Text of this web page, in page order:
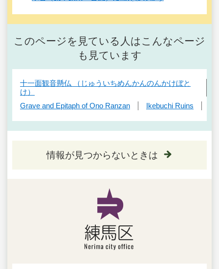
このページを見ている人はこんなページ
も見ています
十一面観音懸仏 （じゅういちめんかんのんかけぼと
け）
Grave and Epitaph of Ono Ranzan
Ikebuchi Ruins
情報が見つからないときは